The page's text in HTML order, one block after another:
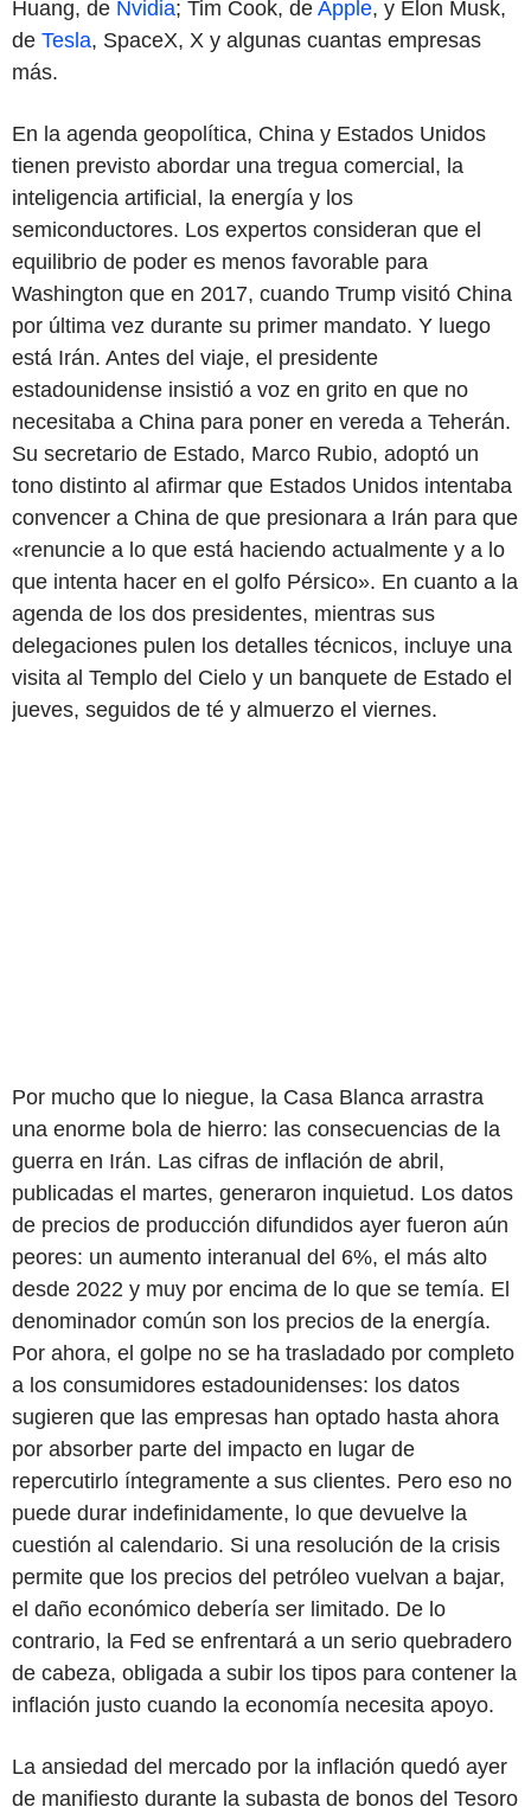
Huang, de Nvidia; Tim Cook, de Apple, y Elon Musk,
de Tesla, SpaceX, X y algunas cuantas empresas
más.
En la agenda geopolítica, China y Estados Unidos
tienen previsto abordar una tregua comercial, la
inteligencia artificial, la energía y los
semiconductores. Los expertos consideran que el
equilibrio de poder es menos favorable para
Washington que en 2017, cuando Trump visitó China
por última vez durante su primer mandato. Y luego
está Irán. Antes del viaje, el presidente
estadounidense insistió a voz en grito en que no
necesitaba a China para poner en vereda a Teherán.
Su secretario de Estado, Marco Rubio, adoptó un
tono distinto al afirmar que Estados Unidos intentaba
convencer a China de que presionara a Irán para que
«renuncie a lo que está haciendo actualmente y a lo
que intenta hacer en el golfo Pérsico». En cuanto a la
agenda de los dos presidentes, mientras sus
delegaciones pulen los detalles técnicos, incluye una
visita al Templo del Cielo y un banquete de Estado el
jueves, seguidos de té y almuerzo el viernes.
Por mucho que lo niegue, la Casa Blanca arrastra
una enorme bola de hierro: las consecuencias de la
guerra en Irán. Las cifras de inflación de abril,
publicadas el martes, generaron inquietud. Los datos
de precios de producción difundidos ayer fueron aún
peores: un aumento interanual del 6%, el más alto
desde 2022 y muy por encima de lo que se temía. El
denominador común son los precios de la energía.
Por ahora, el golpe no se ha trasladado por completo
a los consumidores estadounidenses: los datos
sugieren que las empresas han optado hasta ahora
por absorber parte del impacto en lugar de
repercutirlo íntegramente a sus clientes. Pero eso no
puede durar indefinidamente, lo que devuelve la
cuestión al calendario. Si una resolución de la crisis
permite que los precios del petróleo vuelvan a bajar,
el daño económico debería ser limitado. De lo
contrario, la Fed se enfrentará a un serio quebradero
de cabeza, obligada a subir los tipos para contener la
inflación justo cuando la economía necesita apoyo.
La ansiedad del mercado por la inflación quedó ayer
de manifiesto durante la subasta de bonos del Tesoro